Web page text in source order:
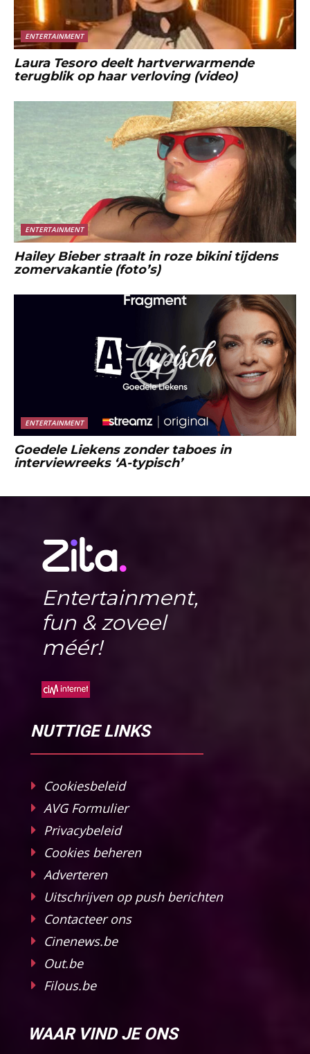
ENTERTAINMENT
Laura Tesoro deelt hartverwarmende
terugblik op haar verloving (video)
ENTERTAINMENT
Hailey Bieber straalt in roze bikini tijdens
zomervakantie (foto’s)
ENTERTAINMENT
Goedele Liekens zonder taboes in
interviewreeks ‘A-typisch’
Entertainment,
fun & zoveel
méér!
NUTTIGE LINKS
Cookiesbeleid
AVG Formulier
Privacybeleid
Cookies beheren
Adverteren
Uitschrijven op push berichten
Contacteer ons
Cinenews.be
Out.be
Filous.be
WAAR VIND JE ONS